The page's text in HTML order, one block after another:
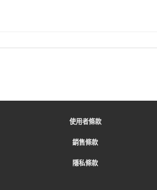
使用者條款
銷售條款
隱私條款